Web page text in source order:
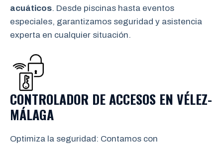
acuáticos. Desde piscinas hasta eventos
especiales, garantizamos seguridad y asistencia
experta en cualquier situación.
CONTROLADOR DE ACCESOS EN VÉLEZ-
MÁLAGA
Optimiza la seguridad: Contamos con